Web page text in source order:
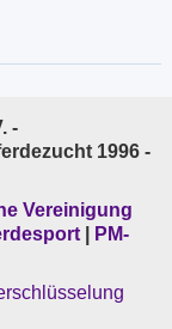
-
1996 -
Vereinigung
PM-